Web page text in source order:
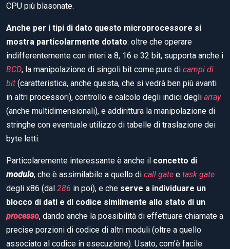
CPU più blasonate.
Anche per i tipi di dato questo microprocessore si
mostra particolarmente dotato: oltre che operare
indifferentemente con interi a 8, 16 e 32 bit, supporta anche i
BCD, la manipolazione di singoli bit come pure di campi di
bit (caratteristica, anche questa, che si vedrà ben più avanti
in altri processori), controllo e calcolo degli indici degli array
(anche multidimensionali), e addirittura la manipolazione di
stringhe con eventuale utilizzo di tabelle di traslazione dei
byte letti.
Particolaremente interessante è anche il concetto di
modulo, che è assimilabile a quello di call gate e task gate
degli x86 (dal 286 in poi), e che serve a individuare un
blocco di dati e di codice similmente allo stato di un
processo, dando anche la possibilità di effettuare chiamate a
precise porzioni di codice di altri moduli (oltre a quello
associato al codice in esecuzione). Usato, com’è facile